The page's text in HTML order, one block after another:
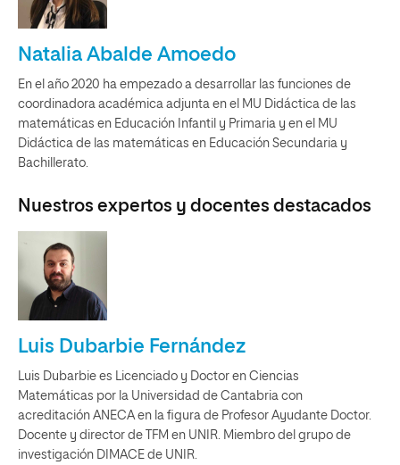
Natalia Abalde Amoedo
En el año 2020 ha empezado a desarrollar las funciones de
coordinadora académica adjunta en el MU Didáctica de las
matemáticas en Educación Infantil y Primaria y en el MU
Didáctica de las matemáticas en Educación Secundaria y
Bachillerato.
Nuestros expertos y docentes destacados
Luis Dubarbie Fernández
Luis Dubarbie es Licenciado y Doctor en Ciencias
Matemáticas por la Universidad de Cantabria con
acreditación ANECA en la figura de Profesor Ayudante Doctor.
Docente y director de TFM en UNIR. Miembro del grupo de
investigación DIMACE de UNIR.